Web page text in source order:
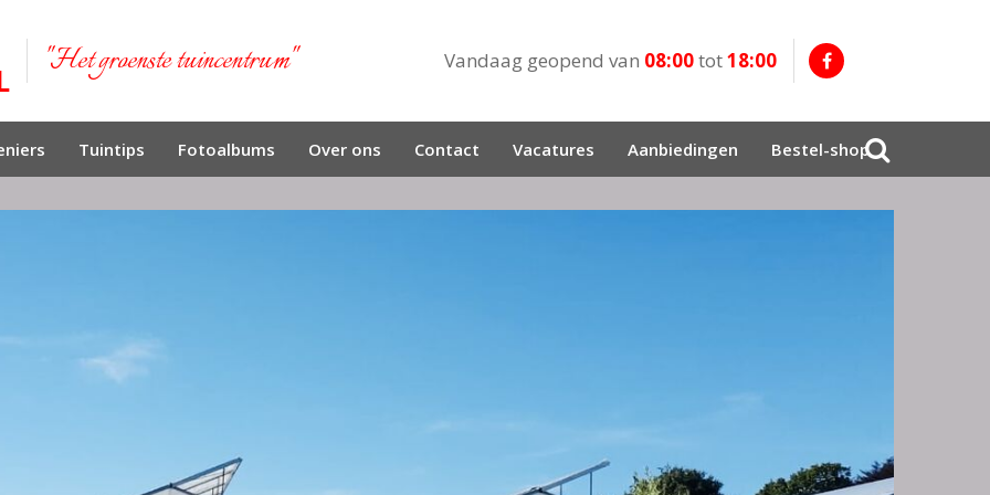
"Het groenste tuincentrum" Vandaag geopend van 08:00tot18:00
Tuintips Fotoalbums Over ons Contact Vacatures Aanbiedingen Bestel-shop